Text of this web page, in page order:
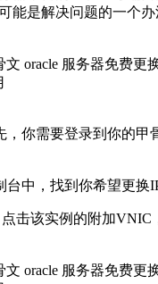
能是解决问题的一个
，你需要登录到你的甲
台中，找到你希望更换
点击该实例的附加VNIC